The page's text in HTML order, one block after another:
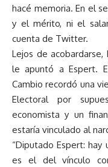
hacé memoria. En el
y el mérito, ni el
cuenta de Twitter.
Lejos de
le apuntó a Espert.
Cambio recordó una
Electoral por
economista y un
estaría vinculado al
“Diputado Espert:
es el del vínculo